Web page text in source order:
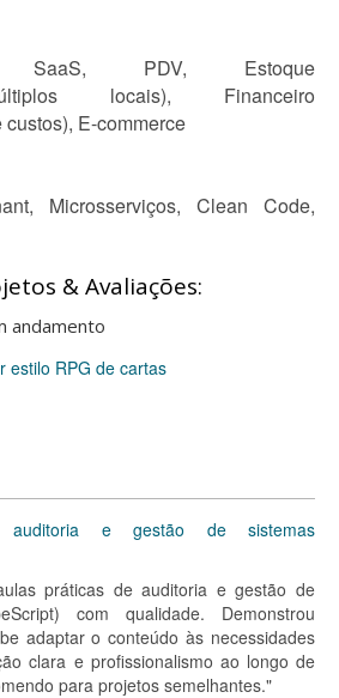
PDV, Estoque
múltiplos locais), Financeiro
E-commerce
Microsserviços, Clean Code,
& Avaliações:
andamento
estilo RPG de cartas
e gestão de sistemas
práticas de auditoria e gestão de
com qualidade. Demonstrou
adaptar o conteúdo às necessidades
clara e profissionalismo ao longo de
para projetos semelhantes."